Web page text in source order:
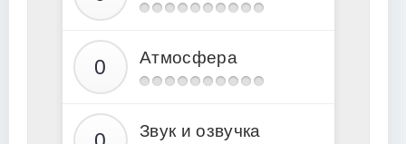
Атмосфера
Звук и озвучка